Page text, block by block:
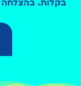
בקלות. בהצלחה